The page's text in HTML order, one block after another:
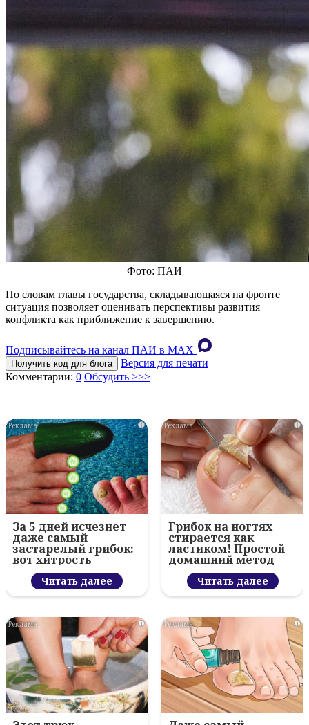
Фото: ПАИ
По словам главы государства, складывающаяся на фронте
ситуация позволяет оценивать перспективы развития
конфликта как приближение к завершению.
Подписывайтесь на канал ПАИ в MAХ
Получить код для блога
Версия для печати
Комментарии: 0 Обсудить >>>
i
За 5 дней исчезнет
даже самый
застарелый грибок:
вот хитрость
Читать далее
i
Грибок на ногтях
стирается как
ластиком! Простой
домашний метод
Читать далее
i i